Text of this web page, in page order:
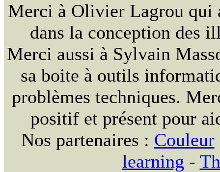
Merci à Olivier Lagrou qui
dans la conception des
Merci aussi à Sylvain
sa boite à outils
problèmes techniques.
positif et présent pour
Nos partenaires : Couleur
learning -